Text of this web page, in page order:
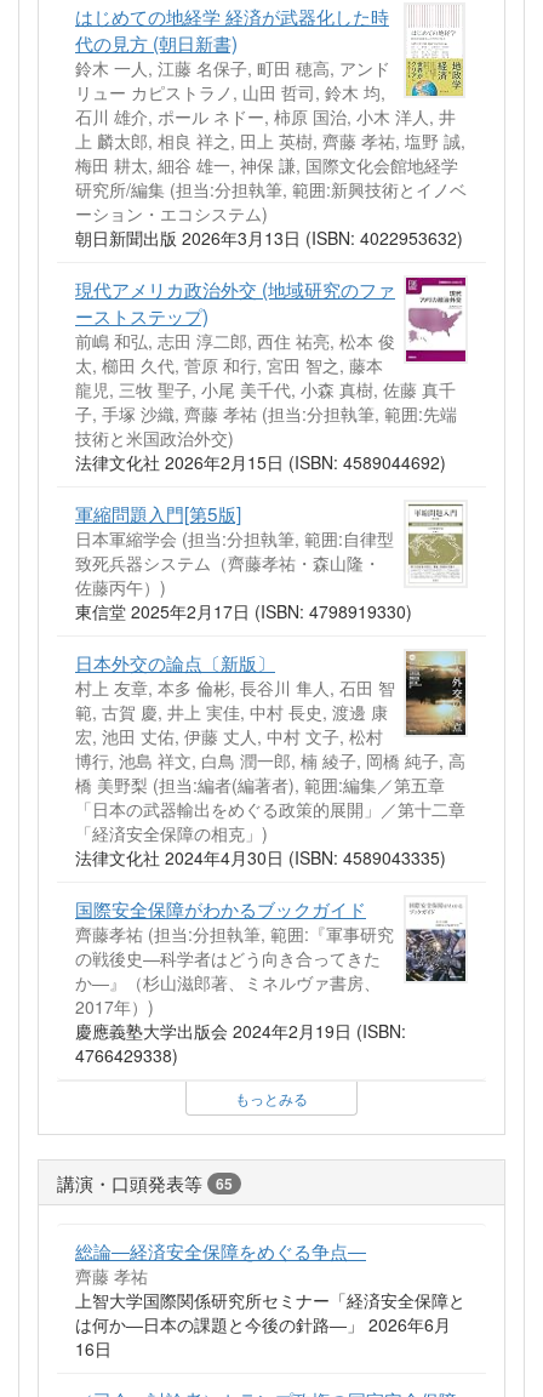
はじめての地経学 経済が武器化した時
代の見方 (朝日新書)
鈴木 一人, 江藤 名保子, 町田 穂高, アンド
リュー カピストラノ, 山田 哲司, 鈴木 均,
石川 雄介, ポール ネドー, 柿原 国治, 小木 洋人, 井
上 麟太郎, 相良 祥之, 田上 英樹, 齊藤 孝祐, 塩野 誠,
梅田 耕太, 細谷 雄一, 神保 謙, 国際文化会館地経学
研究所/編集 (担当:分担執筆, 範囲:新興技術とイノベ
ーション・エコシステム)
朝日新聞出版 2026年3月13日 (ISBN: 4022953632)
現代アメリカ政治外交 (地域研究のファ
ーストステップ)
前嶋 和弘, 志田 淳二郎, 西住 祐亮, 松本 俊
太, 櫛田 久代, 菅原 和行, 宮田 智之, 藤本
龍児, 三牧 聖子, 小尾 美千代, 小森 真樹, 佐藤 真千
子, 手塚 沙織, 齊藤 孝祐 (担当:分担執筆, 範囲:先端
技術と米国政治外交)
法律文化社 2026年2月15日 (ISBN: 4589044692)
軍縮問題入門[第5版]
日本軍縮学会 (担当:分担執筆, 範囲:自律型
致死兵器システム（齊藤孝祐・森山隆・
佐藤丙午）)
東信堂 2025年2月17日 (ISBN: 4798919330)
日本外交の論点〔新版〕
村上 友章, 本多 倫彬, 長谷川 隼人, 石田 智
範, 古賀 慶, 井上 実佳, 中村 長史, 渡邊 康
宏, 池田 丈佑, 伊藤 丈人, 中村 文子, 松村
博行, 池島 祥文, 白鳥 潤一郎, 楠 綾子, 岡橋 純子, 高
橋 美野梨 (担当:編者(編著者), 範囲:編集／第五章
「日本の武器輸出をめぐる政策的展開」／第十二章
「経済安全保障の相克」)
法律文化社 2024年4月30日 (ISBN: 4589043335)
国際安全保障がわかるブックガイド
齊藤孝祐 (担当:分担執筆, 範囲:『軍事研究
の戦後史―科学者はどう向き合ってきた
か―』（杉山滋郎著、ミネルヴァ書房、
2017年）)
慶應義塾大学出版会 2024年2月19日 (ISBN:
4766429338)
もっとみる
講演・口頭発表等 65
総論―経済安全保障をめぐる争点―
齊藤 孝祐
上智大学国際関係研究所セミナー「経済安全保障と
は何か―日本の課題と今後の針路―」 2026年6月
16日